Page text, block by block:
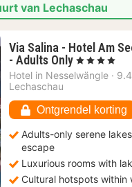
van Lechaschau
Via Salina - Hotel Am
- Adults Only1
nacht
vanaf
255,60
, 4 Sterren
Hotel in Nesselwängle ·
Lechaschau
Ontgrendel korting
Adults-only serene
escape
Luxurious rooms with
Cultural hotspots within